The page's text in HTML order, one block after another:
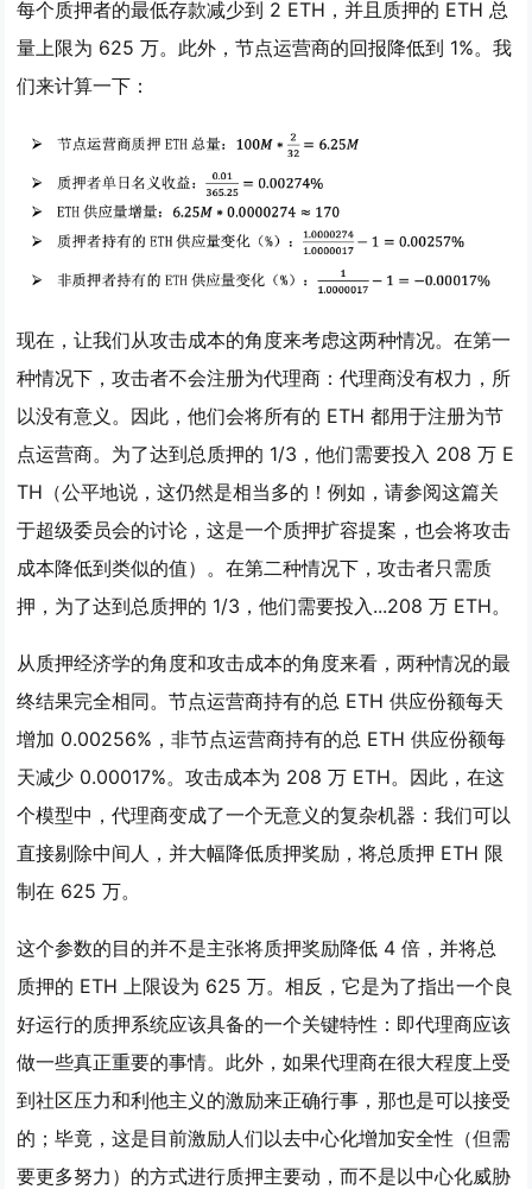
每个质押者的最低存款减少到 2 ETH，并且质押的 ETH 总
量上限为 625 万。此外，节点运营商的回报降低到 1%。我
们来计算一下：
现在，让我们从攻击成本的角度来考虑这两种情况。在第一
种情况下，攻击者不会注册为代理商：代理商没有权力，所
以没有意义。因此，他们会将所有的 ETH 都用于注册为节
点运营商。为了达到总质押的 1/3，他们需要投入 208 万 E
TH（公平地说，这仍然是相当多的！例如，请参阅这篇关
于超级委员会的讨论，这是一个质押扩容提案，也会将攻击
成本降低到类似的值）。在第二种情况下，攻击者只需质
押，为了达到总质押的 1/3，他们需要投入...208 万 ETH。
从质押经济学的角度和攻击成本的角度来看，两种情况的最
终结果完全相同。节点运营商持有的总 ETH 供应份额每天
增加 0.00256%，非节点运营商持有的总 ETH 供应份额每
天减少 0.00017%。攻击成本为 208 万 ETH。因此，在这
个模型中，代理商变成了一个无意义的复杂机器：我们可以
直接剔除中间人，并大幅降低质押奖励，将总质押 ETH 限
制在 625 万。
这个参数的目的并不是主张将质押奖励降低 4 倍，并将总
质押的 ETH 上限设为 625 万。相反，它是为了指出一个良
好运行的质押系统应该具备的一个关键特性：即代理商应该
做一些真正重要的事情。此外，如果代理商在很大程度上受
到社区压力和利他主义的激励来正确行事，那也是可以接受
的；毕竟，这是目前激励人们以去中心化增加安全性（但需
要更多努力）的方式进行质押主要动，而不是以中心化威胁